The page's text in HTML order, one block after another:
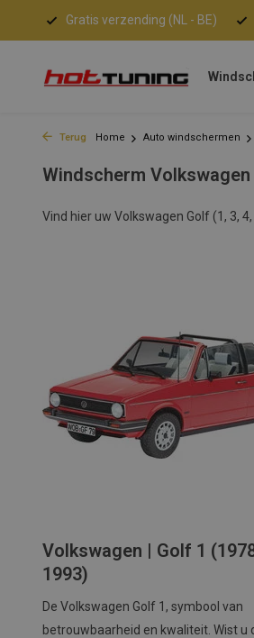
Gratis verzending (NL - BE)
Terug Home Auto windschermen
Windscherm
Vind hier uw Volkswagen Golf (1, 3,
Volkswagen | Golf 1
1993)
De Volkswagen Golf 1, symbool van
betrouwbaarheid en kwaliteit. Wist u